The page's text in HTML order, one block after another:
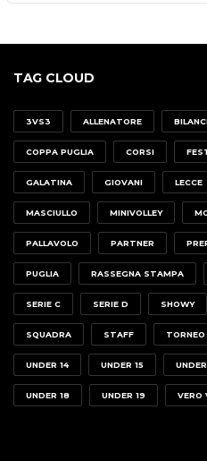
TAG CLOUD
3VS3 ALLENATORE
COPPA PUGLIA CORSI
GALATINA GIOVANI LECCE
MASCIULLO MINIVOLLEY
PALLAVOLO PARTNER
PUGLIA RASSEGNA STAMPA
SERIE C SERIE D SHOWY
SQUADRA STAFF TORNEO
UNDER 14 UNDER 15
UNDER 18 UNDER 19 VERO